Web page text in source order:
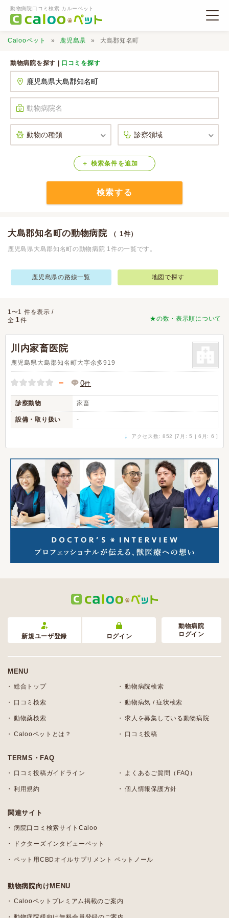
動物病院口コミ検索 カルーペット
口コミ検索
Calooペットとは？
Calooペット 鹿児島県 大島郡知名町
動物病院を探す | 口コミを探す
検索条件 を追加
検索する
大島郡知名町の動物病院 （ 1件）
鹿児島県大島郡知名町の動物病院 1件の一覧です。
鹿児島県の路線一覧 地図で探す
★の数・表示順について
1〜1 件を表示 /
全 1件
川内家畜医院
鹿児島県大島郡知名町大字余多919
－ 0件
診察動物 家畜
設備・取り扱い -
↓ アクセス数: 852 [7月: 5 | 6月: 6 ]
新規ユーザ登録 ログイン
動物病院
ログイン
MENU
総合トップ 動物病院検索
口コミ検索 動物病気 / 症状検索
動物薬検索 求人を募集している動物病院
Calooペットとは？ 口コミ投稿
TERMS・FAQ
口コミ投稿ガイドライン よくあるご質問（FAQ）
利用規約 個人情報保護方針
関連サイト
病院口コミ検索サイトCaloo
ドクターズインタビューペット
ペット用CBDオイルサプリメント ペットノール
動物病院向けMENU
Calooペットプレミアム掲載のご案内